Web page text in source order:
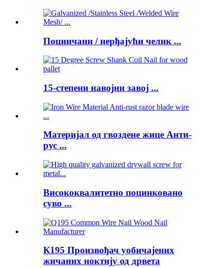
Поцинчани / нерђајући челик ...
15-степени навојни завој ...
Материјал од гвоздене жице Анти-
рус ...
Висококвалитетно поцинковано
суво ...
К195 Произвођач уобичајених
жичаних ноктију од дрвета